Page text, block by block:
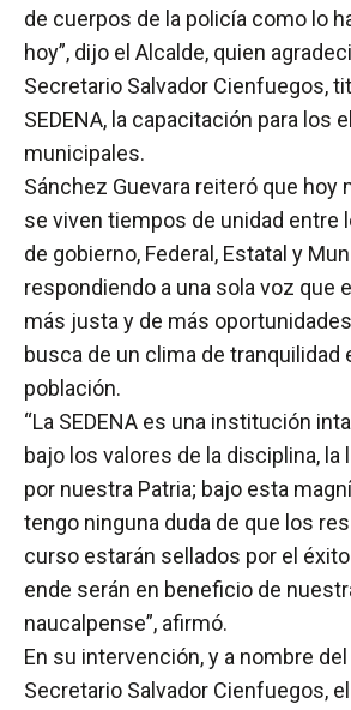
de cuerpos de la policía como lo
hoy”, dijo el Alcalde, quien
Secretario Salvador Cienfuegos,
SEDENA, la capacitación para los
municipales.
Sánchez Guevara reiteró que hoy
se viven tiempos de unidad entre
de gobierno, Federal, Estatal y
respondiendo a una sola voz que
más justa y de más
busca de un clima de tranquilidad
población.
“La SEDENA es una institución
bajo los valores de la disciplina, la
por nuestra Patria; bajo esta
tengo ninguna duda de que los
curso estarán sellados por el
ende serán en beneficio de
naucalpense”, afirmó.
En su intervención, y a nombre del
Secretario Salvador Cienfuegos,